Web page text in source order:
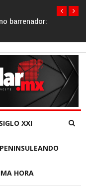
Gino Segura impulsa
SIGLO XXI
PENINSULEANDO
HORA